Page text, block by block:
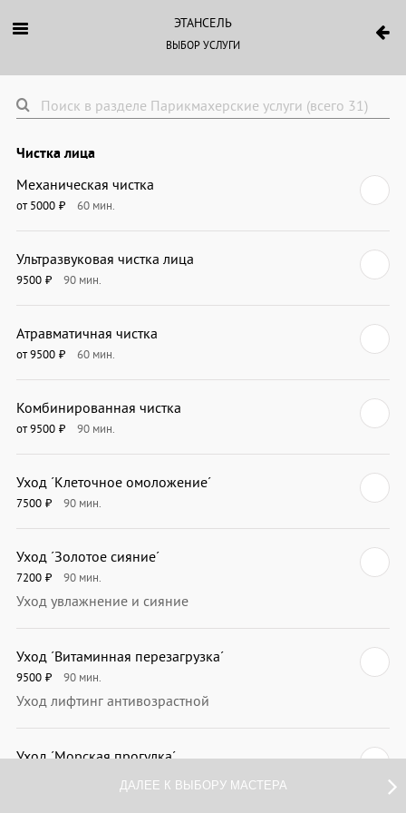
ЭТАНСЕЛЬ
ВЫБОР УСЛУГИ
Чистка лица
Механическая чистка
от 5000 ₽ 60 мин.
Ультразвуковая чистка лица
9500 ₽ 90 мин.
Атравматичная чистка
от 9500 ₽ 60 мин.
Комбинированная чистка
от 9500 ₽ 90 мин.
Уход ´Клеточное омоложение´
7500 ₽ 90 мин.
Уход ´Золотое сияние´
7200 ₽ 90 мин.
Уход увлажнение и сияние
Уход ´Витаминная перезагрузка´
9500 ₽ 90 мин.
Уход лифтинг антивозрастной
Уход ´Морская прогулка´
ДАЛЕЕ К ВЫБОРУ МАСТЕРА